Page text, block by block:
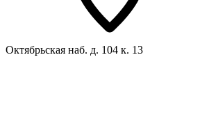
Октябрьская наб. д. 104 к. 13